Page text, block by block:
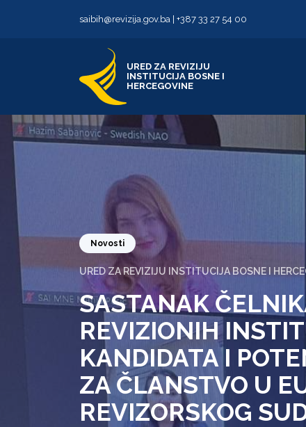
saibih@revizija.gov.ba +387 33 27 54 00
URED ZA REVIZIJU
INSTITUCIJA BOSNE I
HERCEGOVINE
Novosti
URED ZA REVIZIJU INSTITUCIJA BOSNE I
SASTANAK
REVIZIONIH
KANDIDATA I
ZA ČLANSTVO U
REVIZORSKOG